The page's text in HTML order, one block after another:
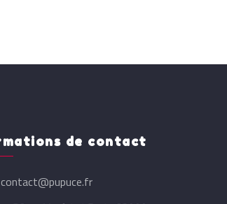
de contact
contact@pupuce.fr